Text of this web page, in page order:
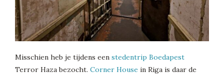
Misschien heb je tijdens een stedentrip Boedapest
Terror Haza bezocht. Corner House in Riga is daar de